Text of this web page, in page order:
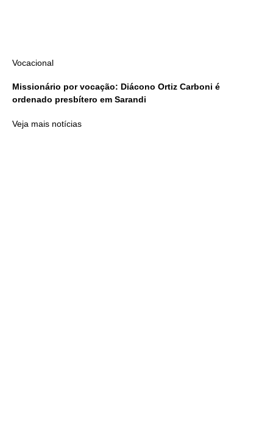
Vocacional
Missionário por vocação: Diácono Ortiz Carboni é
ordenado presbítero em Sarandi
Veja mais notícias